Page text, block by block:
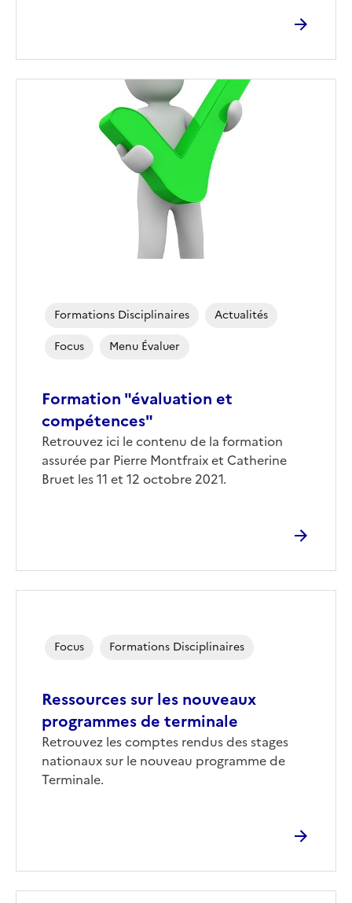
Formation "évaluation et
compétences"
Corps
Retrouvez ici le contenu de la formation
assurée par Pierre Montfraix et Catherine
Bruet les 11 et 12 octobre 2021.
Formations Disciplinaires
Actualités
Focus
Menu Évaluer
Ressources sur les nouveaux
programmes de terminale
Corps
Retrouvez les comptes rendus des stages
nationaux sur le nouveau programme de
Terminale.
Focus Formations Disciplinaires